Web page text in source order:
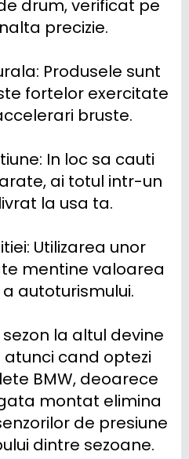
drum, verificat pe
precizie.
Produsele sunt
fortelor exercitate
bruste.
In loc sa cauti
ai totul intr-un
la usa ta.
Utilizarea unor
mentine valoarea
autoturismului.
la altul devine
cand optezi
BMW, deoarece
montat elimina
de presiune
dintre sezoane.